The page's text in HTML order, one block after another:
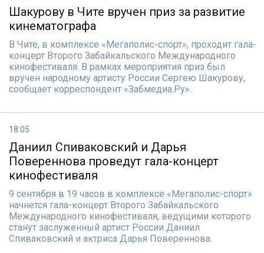
Шакурову в Чите вручен приз за развитие
кинематографа
В Чите, в комплексе «Мегаполис-спорт», проходит гала-
концерт Второго Забайкальского Международного
кинофестиваля. В рамках мероприятия приз был
вручен народному артисту России Сергею Шакурову,
сообщает корреспондент «Забмедиа.Ру».
18:05
Даниил Спиваковский и Дарья
Повереннова проведут гала-концерт
кинофестиваля
9 сентября в 19 часов в комплексе «Мегаполис-спорт»
начнется гала-концерт Второго Забайкальского
Международного кинофестиваля, ведущими которого
станут заслуженный артист России Даниил
Спиваковский и актриса Дарья Повереннова.